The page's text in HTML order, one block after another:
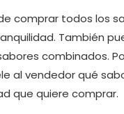
comprar todos los
También
combinados.
al vendedor qué
que quiere comprar.